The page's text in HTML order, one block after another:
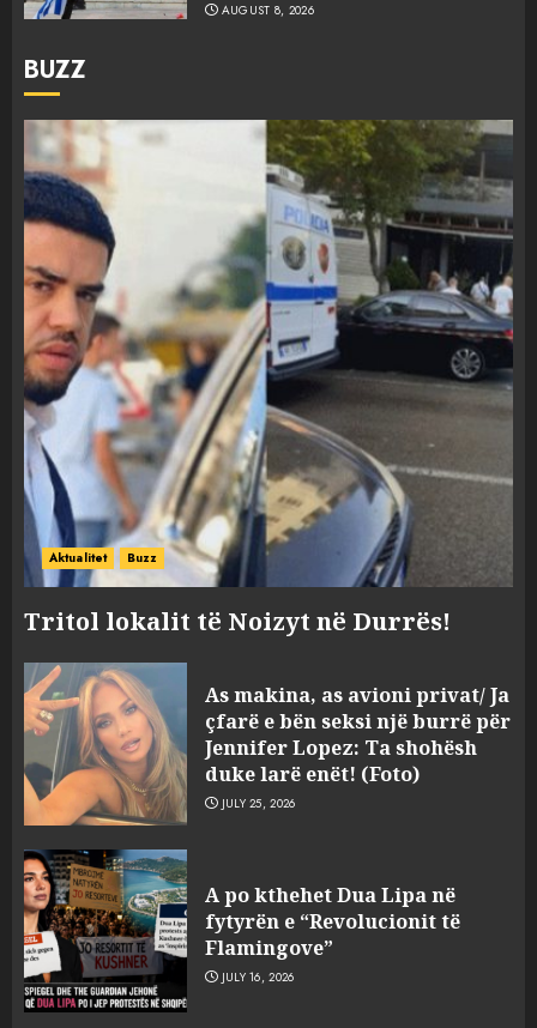
AUGUST 8, 2026
BUZZ
Aktualitet Buzz
Tritol lokalit të Noizyt në Durrës!
As makina, as avioni privat/ Ja
çfarë e bën seksi një burrë për
Jennifer Lopez: Ta shohësh
duke larë enët! (Foto)
JULY 25, 2026
A po kthehet Dua Lipa në
fytyrën e “Revolucionit të
Flamingove”
JULY 16, 2026
3
racist në rrjetet sociale ndaj
gazetarit grek me origjinë
shqiptare: Je mysafir këtu,
nuk duhet të flasësh!